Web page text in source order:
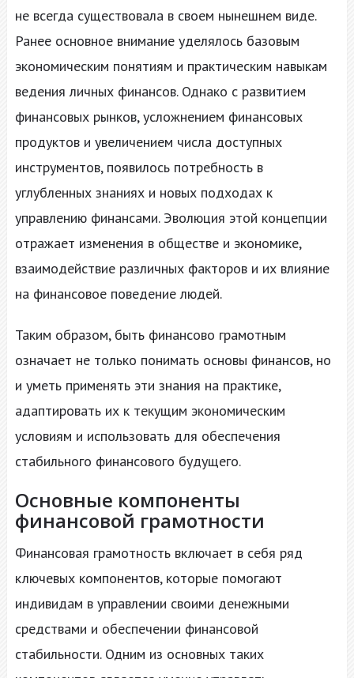
не всегда существовала в своем нынешнем виде.
Ранее основное внимание уделялось базовым
экономическим понятиям и практическим навыкам
ведения личных финансов. Однако с развитием
финансовых рынков, усложнением финансовых
продуктов и увеличением числа доступных
инструментов, появилось потребность в
углубленных знаниях и новых подходах к
управлению финансами. Эволюция этой концепции
отражает изменения в обществе и экономике,
взаимодействие различных факторов и их влияние
на финансовое поведение людей.
Таким образом, быть финансово грамотным
означает не только понимать основы финансов, но
и уметь применять эти знания на практике,
адаптировать их к текущим экономическим
условиям и использовать для обеспечения
стабильного финансового будущего.
Основные компоненты
финансовой грамотности
Финансовая грамотность включает в себя ряд
ключевых компонентов, которые помогают
индивидам в управлении своими денежными
средствами и обеспечении финансовой
стабильности. Одним из основных таких